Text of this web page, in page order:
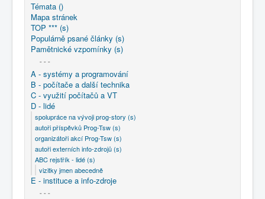
COBOL
O nás
Úvod D - lidé
vizitky jmen abecedně
Témata ()
Mapa stránek
TOP *** (s)
Populárně psané články (s)
Pamětnické vzpomínky (s)
- - -
A - systémy a programování
B - počítače a další technika
C - využití počítačů a VT
D - lidé
spolupráce na vývoji prog-story (s)
autoři příspěvků Prog-Tsw (s)
organizátoři akcí Prog-Tsw (s)
autoři externích info-zdrojů (s)
ABC rejstřík - lidé (s)
vizitky jmen abecedně
E - instituce a info-zdroje
- - -